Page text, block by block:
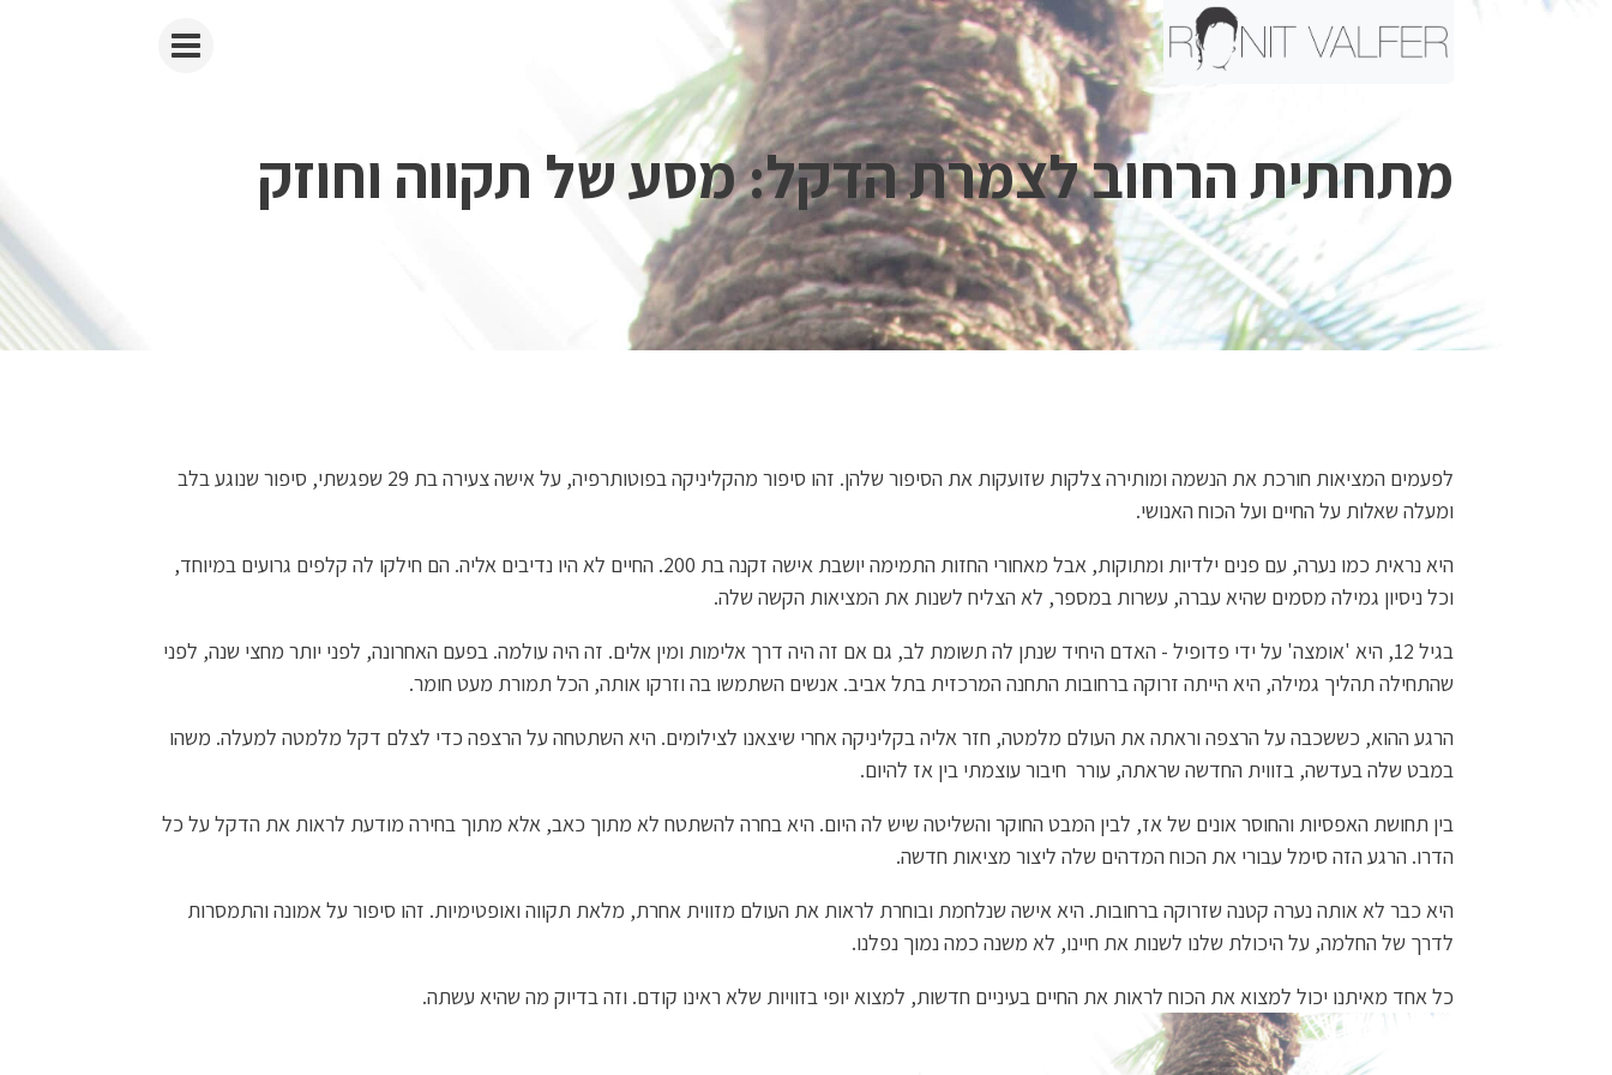
מתחתית הרחוב לצמרת הדקל: מסע של תקווה וחוזק
לפעמים המציאות חורכת את הנשמה ומותירה צלקות שזועקות את הסיפור שלהן. זהו סיפור מהקליניקה בפוטותרפיה, על אישה צעירה בת 29 שפגשתי, סיפור שנוגע בלב
ומעלה שאלות על החיים ועל הכוח האנושי.
היא נראית כמו נערה, עם פנים ילדיות ומתוקות, אבל מאחורי החזות התמימה יושבת אישה זקנה בת 200. החיים לא היו נדיבים אליה. הם חילקו לה קלפים גרועים במיוחד,
וכל ניסיון גמילה מסמים שהיא עברה, עשרות במספר, לא הצליח לשנות את המציאות הקשה שלה.
בגיל 12, היא 'אומצה' על ידי פדופיל - האדם היחיד שנתן לה תשומת לב, גם אם זה היה דרך אלימות ומין אלים. זה היה עולמה. בפעם האחרונה, לפני יותר מחצי שנה, לפני
שהתחילה תהליך גמילה, היא הייתה זרוקה ברחובות התחנה המרכזית בתל אביב. אנשים השתמשו בה וזרקו אותה, הכל תמורת מעט חומר.
הרגע ההוא, כששכבה על הרצפה וראתה את העולם מלמטה, חזר אליה בקליניקה אחרי שיצאנו לצילומים. היא השתטחה על הרצפה כדי לצלם דקל מלמטה למעלה. משהו
במבט שלה בעדשה, בזווית החדשה שראתה, עורר חיבור עוצמתי בין אז להיום.
בין תחושת האפסיות והחוסר אונים של אז, לבין המבט החוקר והשליטה שיש לה היום. היא בחרה להשתטח לא מתוך כאב, אלא מתוך בחירה מודעת לראות את הדקל על כל
הדרו. הרגע הזה סימל עבורי את הכוח המדהים שלה ליצור מציאות חדשה.
היא כבר לא אותה נערה קטנה שזרוקה ברחובות. היא אישה שנלחמת ובוחרת לראות את העולם מזווית אחרת, מלאת תקווה ואופטימיות. זהו סיפור על אמונה והתמסרות
לדרך של החלמה, על היכולת שלנו לשנות את חיינו, לא משנה כמה נמוך נפלנו.
כל אחד מאיתנו יכול למצוא את הכוח לראות את החיים בעיניים חדשות, למצוא יופי בזוויות שלא ראינו קודם. וזה בדיוק מה שהיא עשתה.